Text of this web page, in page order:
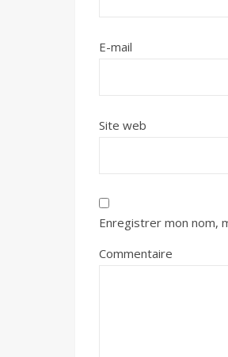
E-mail
Site web
Enregistrer mon nom,
Commentaire